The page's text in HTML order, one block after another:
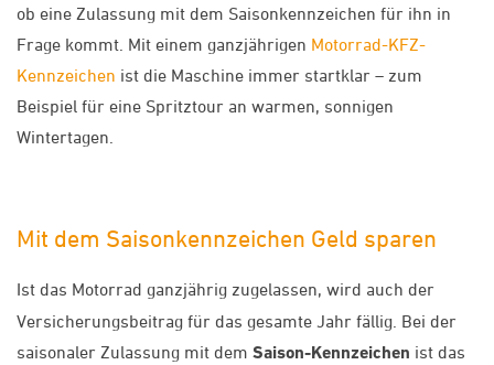
ob eine Zulassung mit dem Saisonkennzeichen für ihn in
Frage kommt. Mit einem ganzjährigen Motorrad-KFZ-
Kennzeichen ist die Maschine immer startklar – zum
Beispiel für eine Spritztour an warmen, sonnigen
Wintertagen.
Mit dem Saisonkennzeichen Geld sparen
Ist das Motorrad ganzjährig zugelassen, wird auch der
Versicherungsbeitrag für das gesamte Jahr fällig. Bei der
saisonaler Zulassung mit dem Saison-Kennzeichen ist das